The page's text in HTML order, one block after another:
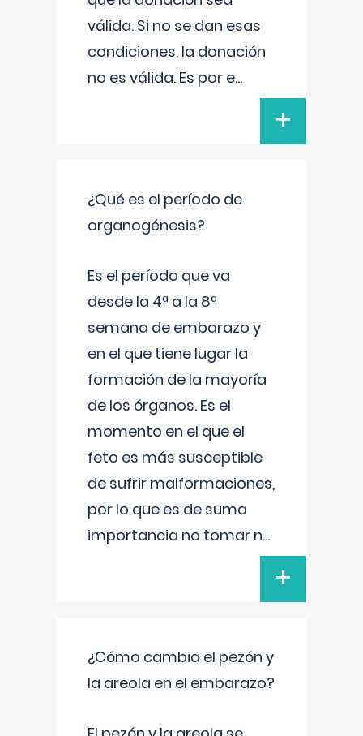
válida. Si no se dan esas
condiciones, la donación
no es válida. Es por e...
+
¿Qué es el período de
organogénesis?
Es el período que va
desde la 4ª a la 8ª
semana de embarazo y
en el que tiene lugar la
formación de la mayoría
de los órganos. Es el
momento en el que el
feto es más susceptible
de sufrir malformaciones,
por lo que es de suma
importancia no tomar n...
+
¿Cómo cambia el pezón y
la areola en el embarazo?